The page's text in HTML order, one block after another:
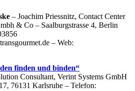
– Joachim Priessnitz, Contact Center
& Co – Saalburgstrasse 4, Berlin
– Web:
finden und binden“
Consultant, Verint Systems GmbH
76131 Karlsruhe – Telefon: